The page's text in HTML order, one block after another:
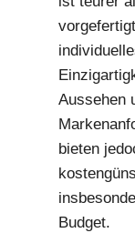
Aussehen
bieten
Budget.